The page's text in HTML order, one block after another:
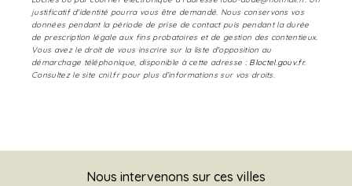
justificatif d'identité pourra vous être demandé. Nous conservons vos
données pendant la période de prise de contact puis pendant la durée
de prescription légale aux fins probatoires et de gestion des contentieux.
Vous avez le droit de vous inscrire sur la liste d'opposition au
démarchage téléphonique, disponible à cette adresse : Bloctel.gouv.fr.
Consultez le site cnil.fr pour plus d’informations sur vos droits.
Nous intervenons sur ces villes